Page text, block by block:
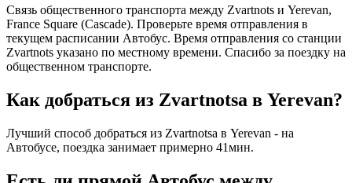
Связь общественного транспорта между Zvartnots и Yerevan,
France Square (Cascade). Проверьте время отправления в
текущем расписании Автобус. Время отправления со станции
Zvartnots указано по местному времени. Спасибо за поездку на
общественном транспорте.
Как добраться из Zvartnotsа в Yerevan?
Лучший способ добраться из Zvartnotsа в Yerevan - на
Автобусе, поездка занимает примерно 41мин.